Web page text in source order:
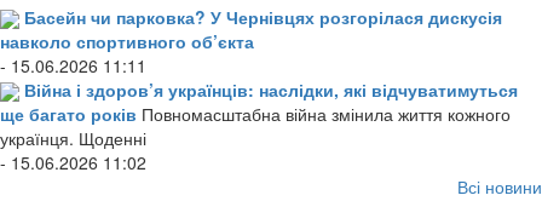
Басейн чи парковка? У Чернівцях розгорілася дискусія
навколо спортивного об’єкта
- 15.06.2026 11:11
Війна і здоров’я українців: наслідки, які відчуватимуться
ще багато років Повномасштабна війна змінила життя кожного
українця. Щоденні
- 15.06.2026 11:02
Всі новини